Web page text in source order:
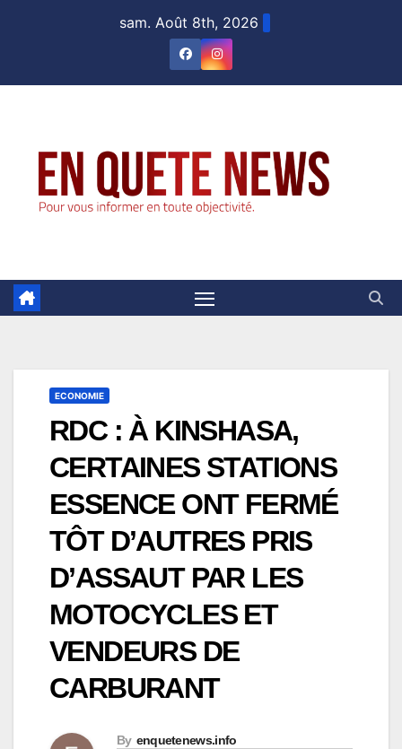
sam. Août 8th, 2026
ECONOMIE
RDC : À KINSHASA,
CERTAINES STATIONS
ESSENCE ONT FERMÉ
TÔT D’AUTRES PRIS
D’ASSAUT PAR LES
MOTOCYCLES ET
VENDEURS DE
CARBURANT
By enquetenews.info